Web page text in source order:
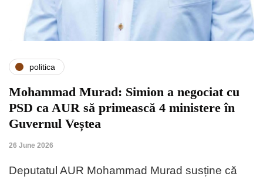
politica
Mohammad Murad: Simion a negociat cu
PSD ca AUR să primească 4 ministere în
Guvernul Veștea
26 June 2026
Deputatul AUR Mohammad Murad susține că